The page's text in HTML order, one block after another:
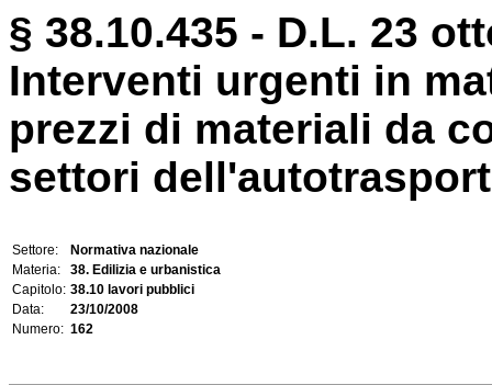
§ 38.10.435 - D.L. 23
Interventi urgenti in
prezzi di materiali da
settori
Settore:
Normativa nazionale
Materia:
38. Edilizia e urbanistica
Capitolo: 38.10 lavori pubblici
Data:
23/10/2008
Numero: 162